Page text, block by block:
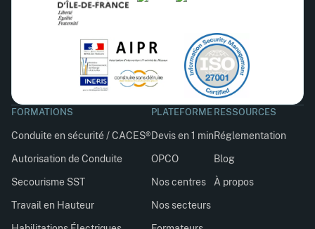
FORMATIONS
Conduite en sécurité / CACES®
Autorisation de Conduite
Secourisme SST
Travail en Hauteur
PLATEFORME
Devis en 1 min
OPCO
Nos centres
Nos secteurs
RESSOURCES
Réglementation
Blog
À propos